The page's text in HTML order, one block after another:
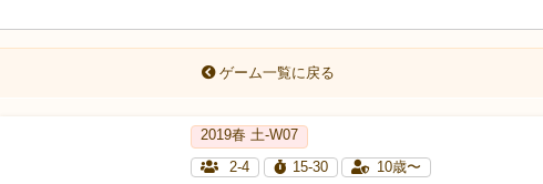
ゲーム一覧に戻る
2019春 土-W07
2-4
15-30 10歳〜